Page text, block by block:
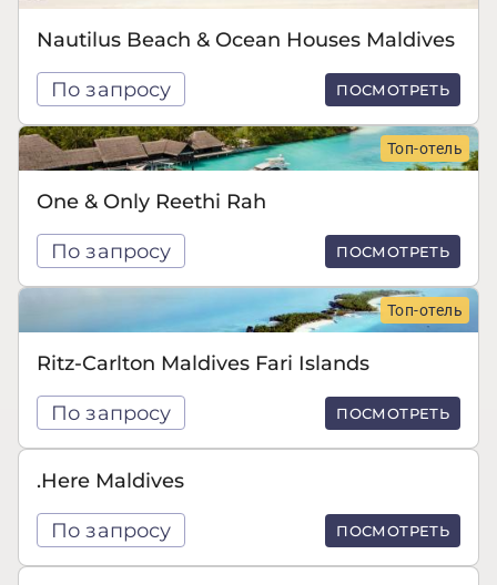
Nautilus Beach & Ocean Houses Maldives
По запросу ПОСМОТРЕТЬ
Топ-отель
One & Only Reethi Rah
По запросу ПОСМОТРЕТЬ
Топ-отель
Ritz-Carlton Maldives Fari Islands
По запросу ПОСМОТРЕТЬ
.Here Maldives
По запросу ПОСМОТРЕТЬ